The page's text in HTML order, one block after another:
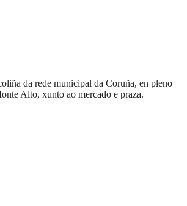
da rede municipal da Coruña, en pleno
Alto, xunto ao mercado e praza.